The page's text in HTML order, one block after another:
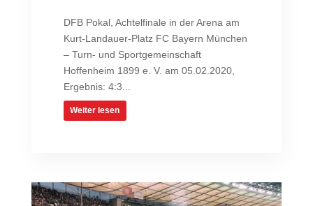
DFB Pokal, Achtelfinale in der Arena am
Kurt-Landauer-Platz FC Bayern München
– Turn- und Sportgemeinschaft
Hoffenheim 1899 e. V. am 05.02.2020,
Ergebnis: 4:3...
Weiter lesen